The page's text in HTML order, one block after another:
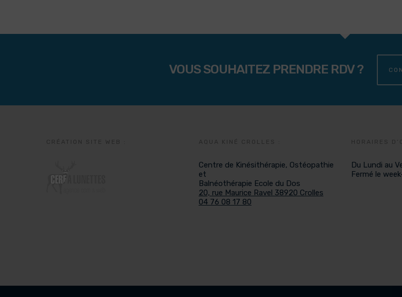
VOUS SOUHAITEZ PRENDRE RDV ?
CRÉATION SITE WEB : AQUA KINÉ CROLLES :
Centre de Kinésithérapie, Ostéopathie
et
Balnéothérapie Ecole du Dos
20, rue Maurice Ravel 38920 Crolles
04 76 08 17 80
HORAIRES
Du Lundi au
Fermé le